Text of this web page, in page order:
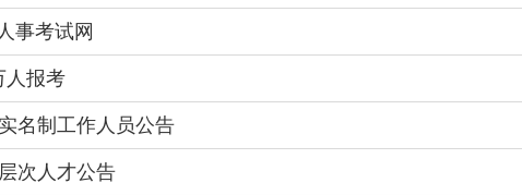
事考试网
人报考
名制工作人员公告
次人才公告